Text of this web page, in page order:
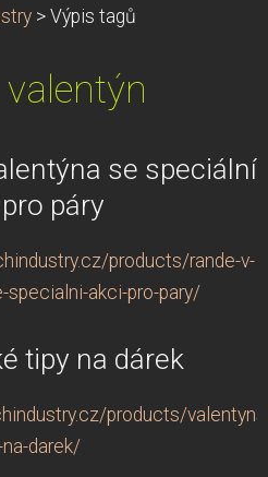
> Výpis tagů
valentýn
se speciální
páry
products/rande-v-
specialni-akci-pro-pary/
tipy na dárek
products/
darek/